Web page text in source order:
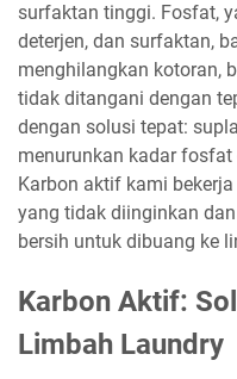
surfaktan tinggi. Fosfat,
deterjen, dan surfaktan,
menghilangkan kotoran,
tidak ditangani dengan
dengan solusi tepat:
menurunkan kadar
Karbon aktif kami
yang tidak diinginkan
bersih untuk dibuang ke
Karbon Aktif:
Limbah Laundry